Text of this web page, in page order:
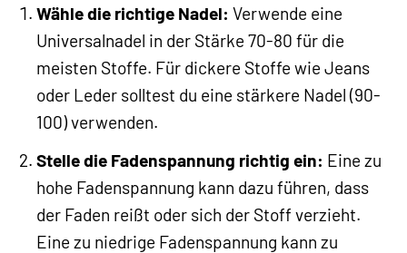
Wähle die richtige Nadel: Verwende eine
Universalnadel in der Stärke 70-80 für die
meisten Stoffe. Für dickere Stoffe wie Jeans
oder Leder solltest du eine stärkere Nadel (90-
100) verwenden.
Stelle die Fadenspannung richtig ein: Eine zu
hohe Fadenspannung kann dazu führen, dass
der Faden reißt oder sich der Stoff verzieht.
Eine zu niedrige Fadenspannung kann zu